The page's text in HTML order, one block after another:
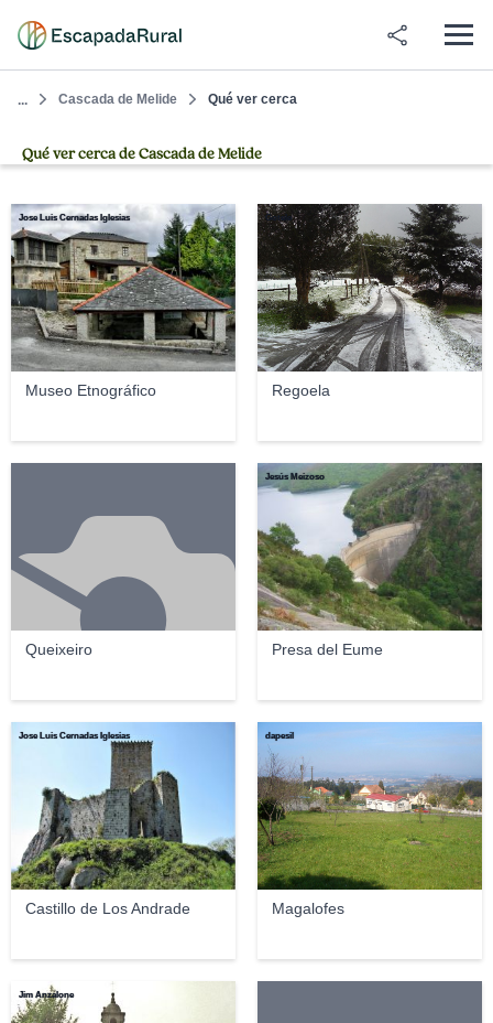
... Cascada de Melide Qué ver cerca
Qué ver cerca de Cascada de Melide
Museo Etnográfico
Jose Luis Cernadas Iglesias
Regoela
Gotele
Queixeiro Presa del Eume
Jesús Meizoso
Castillo de Los Andrade
Jose Luis Cernadas Iglesias
Magalofes
dapesil
Jim Anzalone